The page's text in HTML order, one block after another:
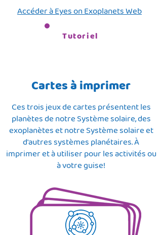
Accéder à Eyes on Exoplanets Web
Tutoriel
Cartes à imprimer
Ces trois jeux de cartes présentent les
planètes de notre Système solaire, des
exoplanètes et notre Système solaire et
d'autres systèmes planétaires. À
imprimer et à utiliser pour les activités ou
à votre guise!